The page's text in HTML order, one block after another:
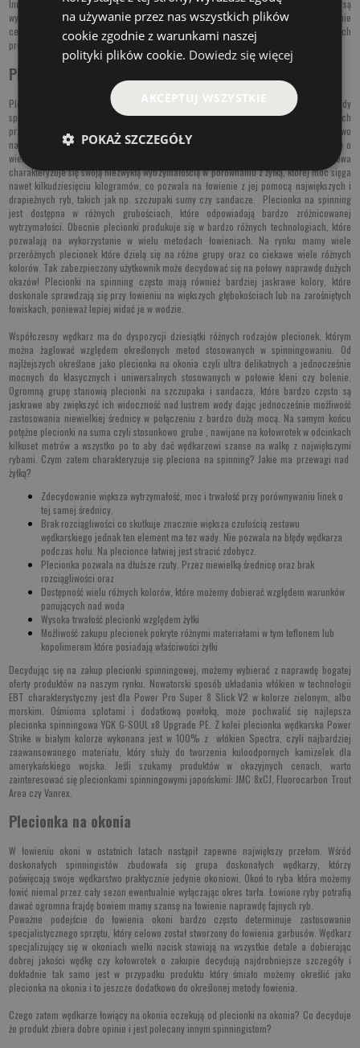
Innymi Japońskimi plecionkami spinningowymi są produkty firmyLucky John
, które są
wykonane zgodnie z najnowszymi trendami i technologiami. Firma ta jest szczególnie
ceniona w Rosji, a w Polsce zasłynęła przede wszystkim niskimi cenami swoich
produktów.
Plecionka na spining wady i zalety
Plecionki wędkarskie idealnie sprawdzają się do spinningu. W przypadku metody
spinningowej operujemy całą masą przeróżnych przynęt ale w szczególnych
przypadkach będziemy musieli łowić dużymi i ciężkimi przynętami, które dodatkowo
należy posłać na duże odległości. Zatem grubsza i mocniejsza plecionka, sprawdzi się o
wiele lepiej niż klasyczna żyłka zwykle o mniejszej wytrzymałości. Plecionka spinningowa
charakteryzuje się swoją niezwykłą wytrzymałością w porównaniu z żyłką, której moc sięga
nawet kilkudziesięciu kilogramów, co pozwala na łowienie z jej pomocą największych i
drapieżnych ryb, takich jak np. szczupaki sumy czy sandacze. Plecionka na spinning
jest dostępna w różnych grubościach, które odpowiadają bardzo zróżnicowanej
wytrzymałości. Obecnie plecionki produkuje się w bardzo różnych technologiach, które
pozwalają na wykorzystanie w wielu metodach łowieniach. Na rynku mamy wiele
przeróżnych plecionek które dzielą się na różne grupy oraz co ciekawe wiele różnych
kolorów. Tak zabezpieczony użytkownik może decydować się na połowy naprawdę dużych
okazów! Plecionki na spinning często mają również bardziej jaskrawe kolory, które
doskonale sprawdzają się przy łowieniu na większych głębokościach lub na zarośniętych
łowiskach, ponieważ lepiej widać je w wodzie.
Współczesny wędkarz ma do dyspozycji dziesiątki różnych rodzajów plecionek, którym
można żaglować względem określonych metod stosowanych w spinningowaniu. Od
najlżejszych określane jako plecionka na okonia czyli ultra delikatnych a jednocześnie
mocnych do klasycznych i uniwersalnych stosowanych w połowie kleni czy bolenie.
Ogromną grupę stanowią plecionki na szczupaka i sandacza, które bardzo często są
jaskrawe aby zwiększyć ich widoczność nad lustrem wody dając jednocześnie możliwość
zastosowania niewielkiej średnicy w połączeniu z bardzo dużą mocą. Na samym końcu
potężne plecionki na suma czyli stosunkowo grube , nawijane na kołowrotek w odcinkach
kilkuset metrów a wszystko po to aby dać wędkarzowi szanse na walkę z największymi
rybami. Czym zatem charakteryzuje się pleciona na spinning? Jakie ma przewagi nad
żyłką?
Zdecydowanie większa wytrzymałość, moc i trwałość przy porównywaniu linek o
tej samej średnicy.
Brak rozciągliwości co skutkuje znacznie większa czułością zestawu
wędkarskiego jednak ten element ma tez wady. Nie pozwala na błędy wędkarza
podczas holu. Na plecionce łatwiej jest stracić zdobycz.
Plecionka pozwala na dłuższe rzuty. Przez niewielką średnicę oraz brak
rozciągliwości oraz
Dostępność wielu różnych kolorów, które możemy dobierać względem warunków
panujących nad woda
Wysoka trwałość plecionki względem żyłki
Możliwość zakupu plecionek pokryte różnymi materiałami w tym teflonem lub
kopolimerem które posiadają właściwości żyłki
Decydując się na zakup plecionki spinningowej, możemy wybierać z naprawdę bogatej
oferty produktów na naszym rynku. Nowatorski sposób układania włókien w technologii
EBT charakterystyczny jest dla Power Pro Super 8 Slick V2 w kolorze zielonym, albo
morskim. Ośmioma splotami i dodatkową powłoką, może pochwalić się najlepsza
plecionka spinningowa YGK G-SOUL x8 Upgrade PE. Z kolei plecionka wędkarska Power
Strike w białym kolorze wykonana jest w 100% z włókien Spectra, czyli najbardziej
zaawansowanego materiału, który służy do tworzenia kuloodpornych kamizelek dla
amerykańskiego wojska. Jeśli szukamy produktów w okazyjnych cenach, warto
zainteresować się plecionkami spinningowymi japońskimi: JMC 8xCJ Fluorocarbon Trout
Area czyVanrex
Plecionka na okonia
W łowieniu okoni w ostatnich latach nastąpił zapewne największy przełom. Wśród
doskonałych spinningistów zbudowała się grupa doskonałych wędkarzy, którzy
poświęcają swoje wędkarstwo praktycznie jedynie okoniowi. Okoń to ryba która możemy
łowić niemal przez cały sezon ewentualnie wyłączając okres tarła. Łowione ryby potrafią
dawać ogromna frajdę bowiem mamy szansę na łowienie naprawdę fajnych ryb.
Poważne podejście do łowienia okoni bardzo często determinuje zastosowanie
specjalistycznego sprzętu, który celowo został stworzony do łowienia garbusów. Wędkarz
specjalizujący się w okoniach wielki nacisk stawiają na wszystkie detale a dobierając
dobrej jakości wędkę czy kołowrotek o zakupie decydują najdrobniejsze szczegóły i
dokładnie tak samo jest w przypadku produktu który śmiało możemy określić jako
plecionka na okonia i to jeszcze dodatkowo do określonej metody łowienia.
Czego zatem wędkarze łowiący na okonia oczekują od plecionki na okonia? Co decyduje
że produkt zbiera dobre opinie i jest polecany innym spinningistom?
na używanie przez nas wszystkich plików
cookie zgodnie z warunkami naszej
polityki plików cookie. Dowiedz się więcej
AKCEPTUJ WSZYSTKIE
POKAŻ SZCZEGÓŁY